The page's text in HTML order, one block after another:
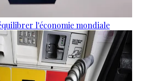
l'économie mondiale